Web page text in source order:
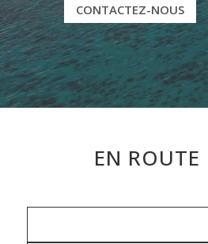
CONTACTEZ-NOUS
EN ROUTE